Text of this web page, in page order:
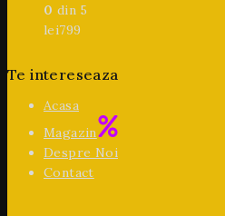
0 din 5
lei799
Te intereseaza
Acasa
Magazin
Despre Noi
Contact